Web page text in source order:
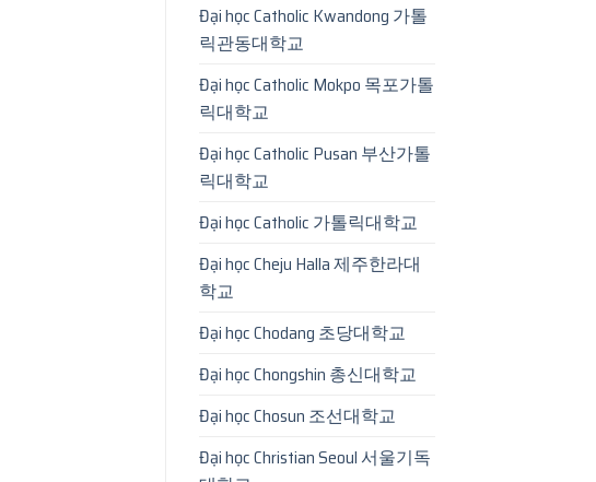
Đại học Catholic Kwandong 가톨
릭관동대학교
Đại học Catholic Mokpo 목포가톨
릭대학교
Đại học Catholic Pusan 부산가톨
릭대학교
Đại học Catholic 가톨릭대학교
Đại học Cheju Halla 제주한라대
학교
Đại học Chodang 초당대학교
Đại học Chongshin 총신대학교
Đại học Chosun 조선대학교
Đại học Christian Seoul 서울기독